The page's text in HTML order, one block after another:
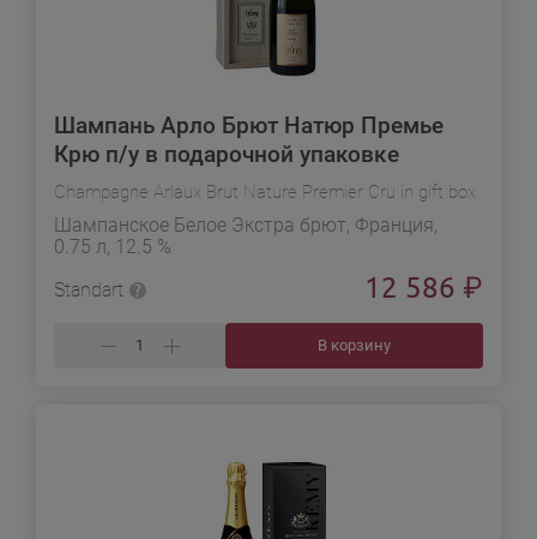
Шампань Арло Брют Натюр Премье
Крю п/у в подарочной упаковке
Champagne Arlaux Brut Nature Premier Cru in gift box
Шампанское Белое Экстра брют, Франция,
0.75 л, 12.5 %
Standart
12 586 ₽
В корзину